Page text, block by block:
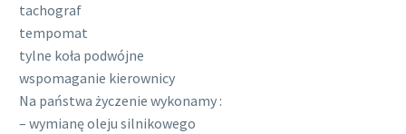
tachograf
tempomat
tylne koła podwójne
wspomaganie kierownicy
Na państwa życzenie wykonamy :
– wymianę oleju silnikowego